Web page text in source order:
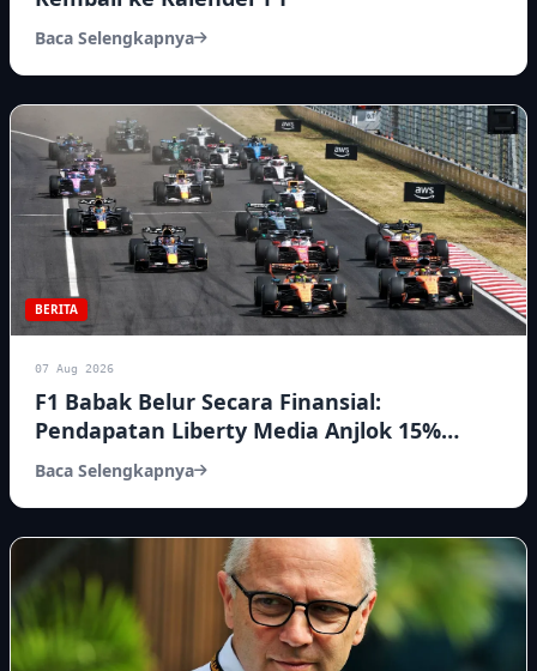
Baca Selengkapnya
BERITA
07 Aug 2026
F1 Babak Belur Secara Finansial:
Pendapatan Liberty Media Anjlok 15%
Akibat Kalender Timur Tengah Berantakan
Baca Selengkapnya